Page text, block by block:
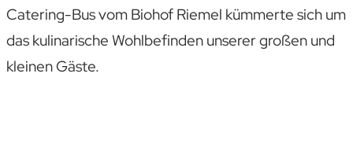
Catering-Bus vom Biohof Riemel kümmerte sich um
das kulinarische Wohlbefinden unserer großen und
kleinen Gäste.